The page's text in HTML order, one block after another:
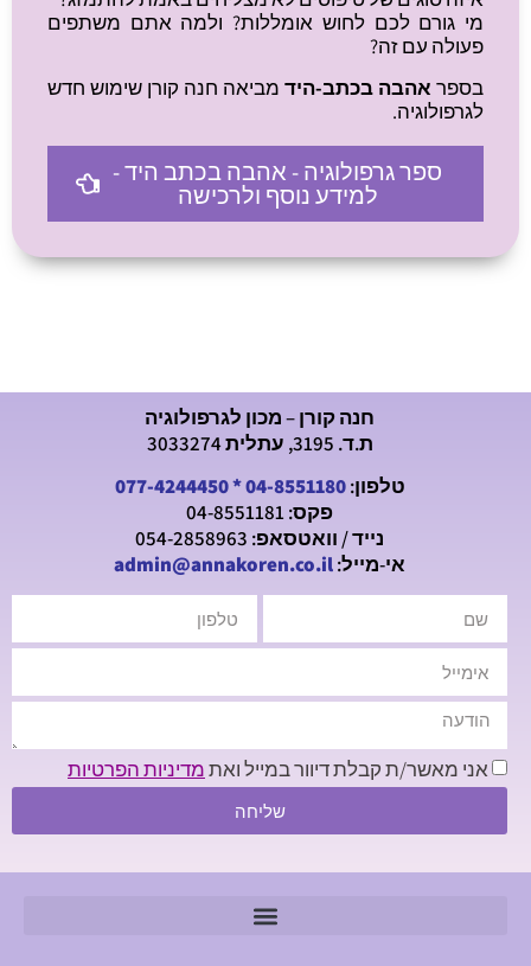
מי גורם לכם לחוש אומללות? ולמה אתם משתפים
פעולה עם זה?
בספר אהבה בכתב-היד מביאה חנה קורן שימוש חדש
לגרפולוגיה.
ספר גרפולוגיה - אהבה בכתב היד -
למידע נוסף ולרכישה
חנה קורן – מכון לגרפולוגיה
ת.ד. 3195, עתלית 3033274
טלפון:04-8551180
*
077-4244450
פקס: 04-8551181
נייד / וואטסאפ: 054-2858963
אי-מייל:admin@annakoren.co.il
אני מאשר/ת קבלת דיוור במייל ואתמדיניות הפרטיות
שליחה